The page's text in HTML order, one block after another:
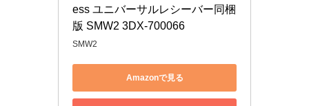
ess ユニバーサルレシーバー同梱
版 SMW2 3DX-700066
SMW2
Amazonで見る